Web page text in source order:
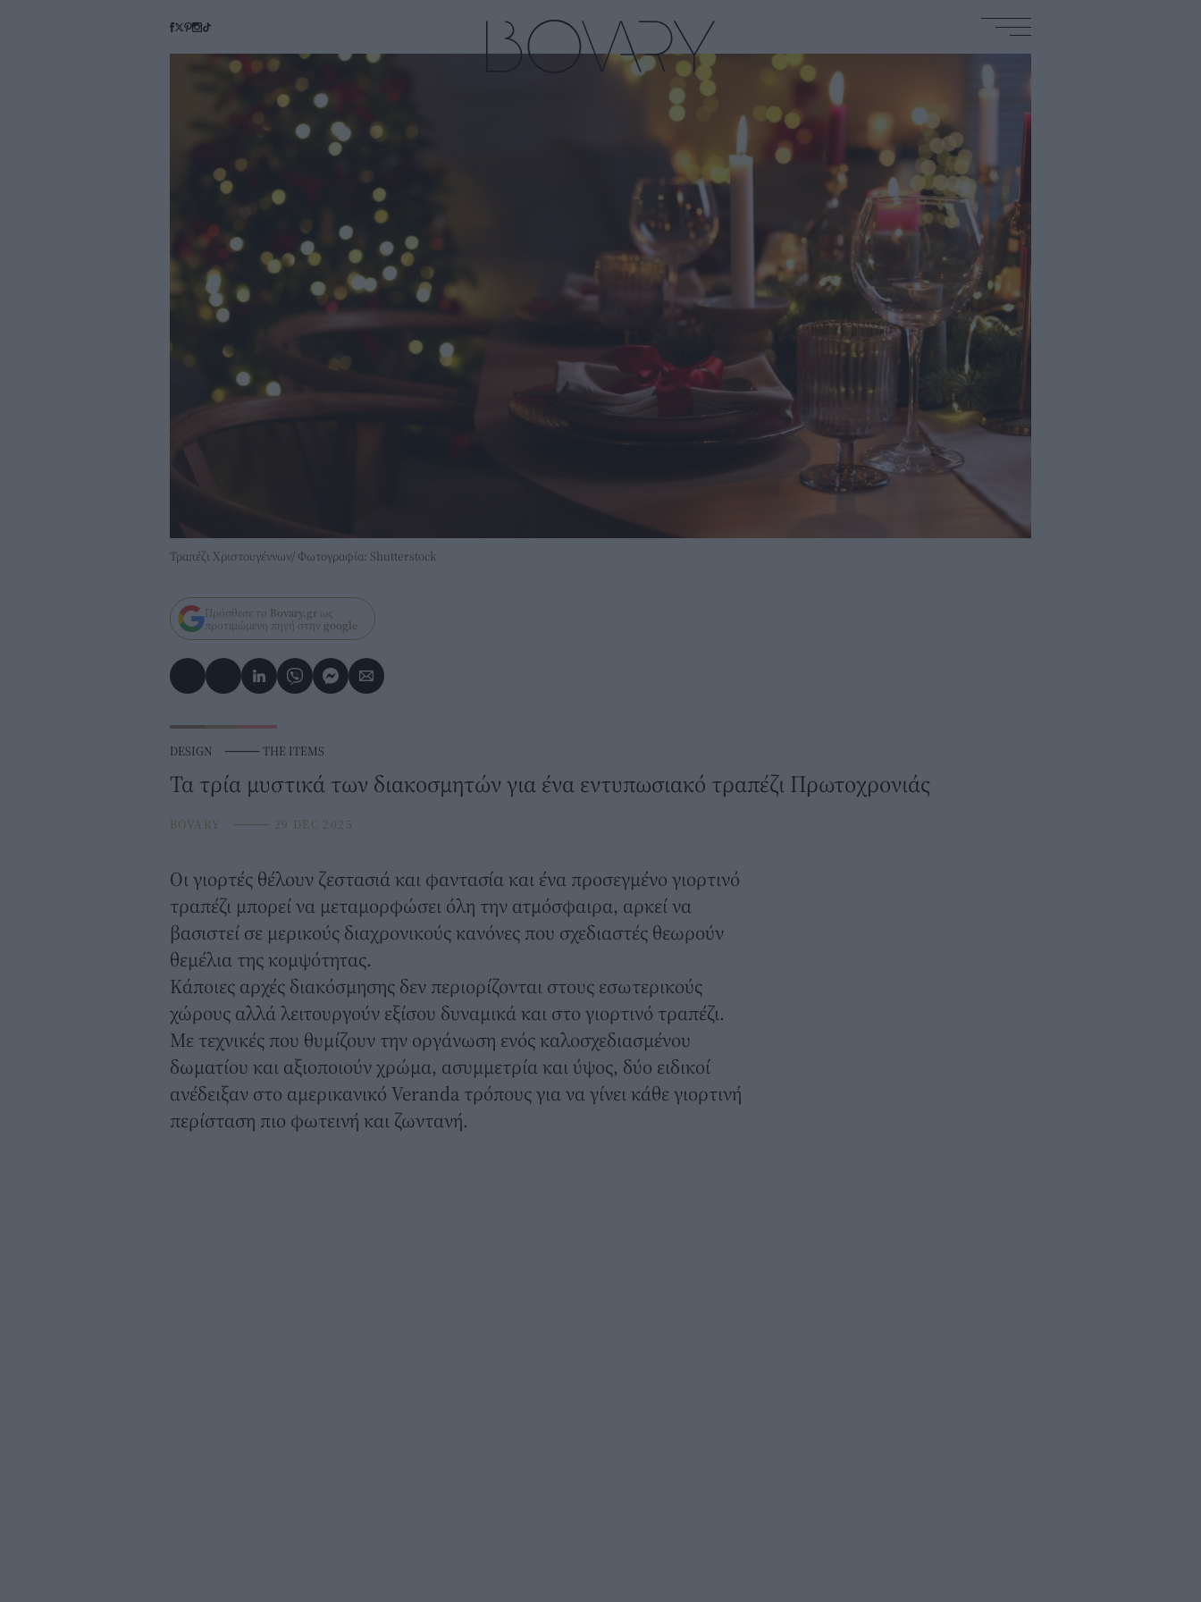
Τραπέζι Χριστουγέννων/ Φωτογραφία: Shutterstock
Πρόσθεσε το Bovary.gr ως
προτιμώμενη πηγή στην google
DESIGN ⸻ THE ITEMS
Τα τρία μυστικά των διακοσμητών για ένα εντυπωσιακό τραπέζι Πρωτοχρονιάς
BOVARY ⸻ 29 DEC 2025
Οι γιορτές θέλουν ζεστασιά και φαντασία και ένα προσεγμένο γιορτινό
τραπέζι μπορεί να μεταμορφώσει όλη την ατμόσφαιρα, αρκεί να
βασιστεί σε μερικούς διαχρονικούς κανόνες που σχεδιαστές θεωρούν
θεμέλια της κομψότητας.
Κάποιες αρχές διακόσμησης δεν περιορίζονται στους εσωτερικούς
χώρους αλλά λειτουργούν εξίσου δυναμικά και στο γιορτινό τραπέζι.
Με τεχνικές που θυμίζουν την οργάνωση ενός καλοσχεδιασμένου
δωματίου και αξιοποιούν χρώμα, ασυμμετρία και ύψος, δύο ειδικοί
ανέδειξαν στο αμερικανικό Veranda τρόπους για να γίνει κάθε γιορτινή
περίσταση πιο φωτεινή και ζωντανή.